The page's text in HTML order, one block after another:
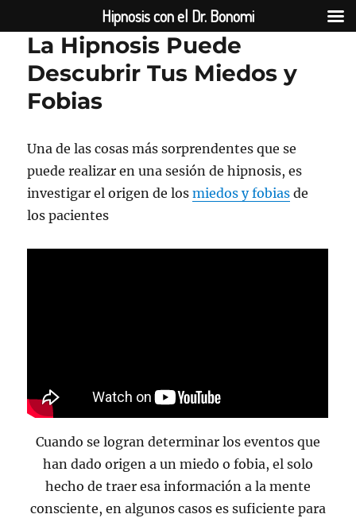
La Hipnosis Puede
Descubrir Tus Miedos y
Fobias
Una de las cosas más sorprendentes que se
puede realizar en una sesión de hipnosis, es
investigar el origen de losmiedos y fobias de
los pacientes
Cuando se logran determinar los eventos que
han dado origen a un miedo o fobia, el solo
hecho de traer esa información a la mente
consciente, en algunos casos es suficiente para
Hipnosis con el Dr. Bonomi